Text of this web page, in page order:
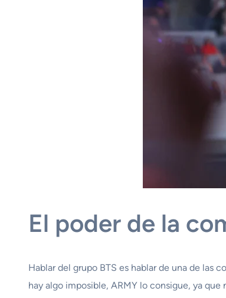
El poder de la
Hablar del grupo BTS es hablar de una de las
hay algo imposible, ARMY lo consigue, ya